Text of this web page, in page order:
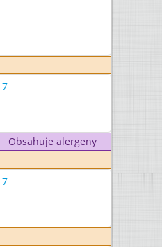
7
Obsahuje alergeny
7